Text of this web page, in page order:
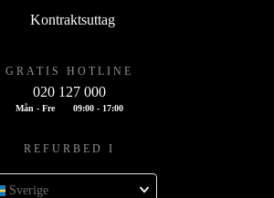
Kontraktsuttag
GRATIS HOTLINE
020 127 000
Mån - Fre 09:00 - 17:00
REFURBED I
Sverige